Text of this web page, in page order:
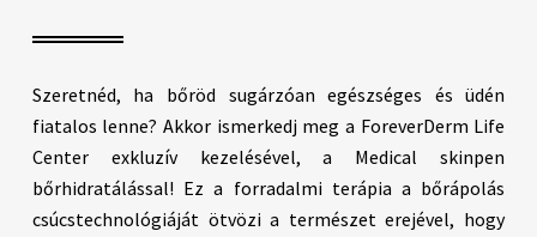
Szeretnéd, ha bőröd sugárzóan egészséges és üdén
fiatalos lenne? Akkor ismerkedj meg a ForeverDerm Life
Center exkluzív kezelésével, a Medical skinpen
bőrhidratálással! Ez a forradalmi terápia a bőrápolás
csúcstechnológiáját ötvözi a természet erejével, hogy